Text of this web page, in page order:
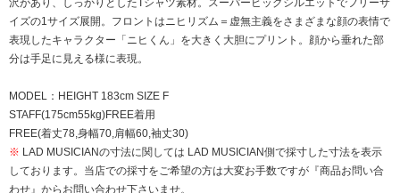
沢があり、しっかりとしたTシャツ素材。スーパービッグシルエットでフリーサ
イズの1サイズ展開。フロントはニヒリズム＝虚無主義をさまざまな顔の表情で
表現したキャラクター「ニヒくん」を大きく大胆にプリント。顔から垂れた部
分は手足に見える様に表現。
MODEL：HEIGHT 183cm SIZE F
STAFF(175cm55kg)FREE着用
FREE(着丈78,身幅70,肩幅60,袖丈30)
※ LAD MUSICIANの寸法に関しては LAD MUSICIAN側で採寸した寸法を表示
しております。当店での採寸をご希望の方は大変お手数ですが『商品お問い合
わせ』からお問い合わせ下さいませ。